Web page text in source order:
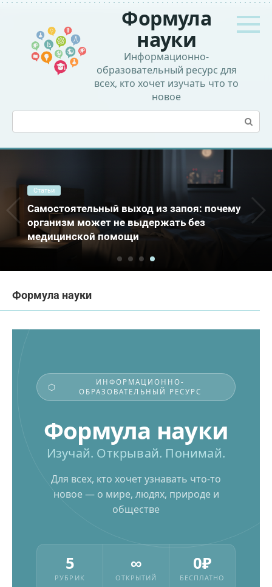
Перейти
контенту
Формула
науки
Информационно-
образовательный ресурс для
всех, кто хочет изучать что то
новое
Поиск:
Статьи
Самостоятельный выход из запоя: почему
организм может не выдержать без
медицинской помощи
Формула науки
ИНФОРМАЦИОННО-
ОБРАЗОВАТЕЛЬНЫЙ РЕСУРС
Формула науки
Изучай. Открывай. Понимай.
Для всех, кто хочет узнавать что-то
новое — о мире, людях, природе и
обществе
5
РУБРИК
∞
ОТКРЫТИЙ
0₽
БЕСПЛАТНО